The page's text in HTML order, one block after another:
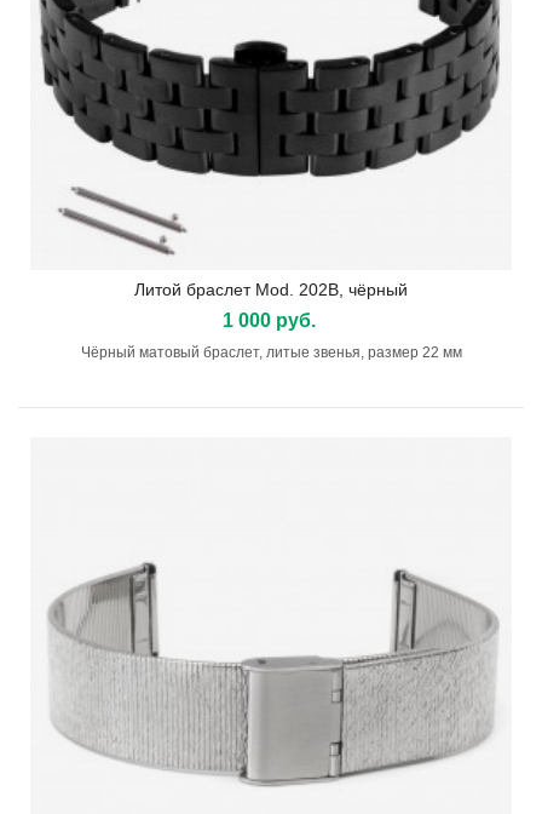
Литой браслет Mod. 202B, чёрный
1 000 руб.
Чёрный матовый браслет, литые звенья, размер 22 мм